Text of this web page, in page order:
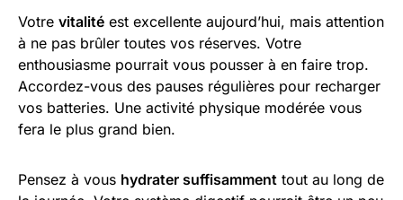
Votre vitalité est excellente aujourd’hui, mais attention
à ne pas brûler toutes vos réserves. Votre
enthousiasme pourrait vous pousser à en faire trop.
Accordez-vous des pauses régulières pour recharger
vos batteries. Une activité physique modérée vous
fera le plus grand bien.
Pensez à vous hydrater suffisamment tout au long de